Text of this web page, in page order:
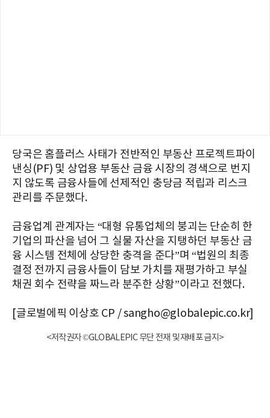
당국은 홈플러스 사태가 전반적인 부동산 프로젝트파이
낸싱(PF) 및 상업용 부동산 금융 시장의 경색으로 번지
지 않도록 금융사들에 선제적인 충당금 적립과 리스크
관리를 주문했다.
금융업계 관계자는 “대형 유통업체의 붕괴는 단순히 한
기업의 파산을 넘어 그 실물 자산을 지탱하던 부동산 금
융 시스템 전체에 상당한 충격을 준다”며 “법원의 최종
결정 전까지 금융사들이 담보 가치를 재평가하고 부실
채권 회수 전략을 짜느라 분주한 상황”이라고 전했다.
[글로벌에픽 이상호 CP / sangho@globalepic.co.kr]
<저작권자 ©GLOBALEPIC 무단 전재 및 재배포 금지>